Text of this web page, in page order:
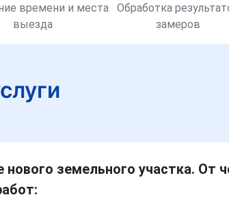
времени и места
выезда
Обработка
замеров
нового земельного участка. От